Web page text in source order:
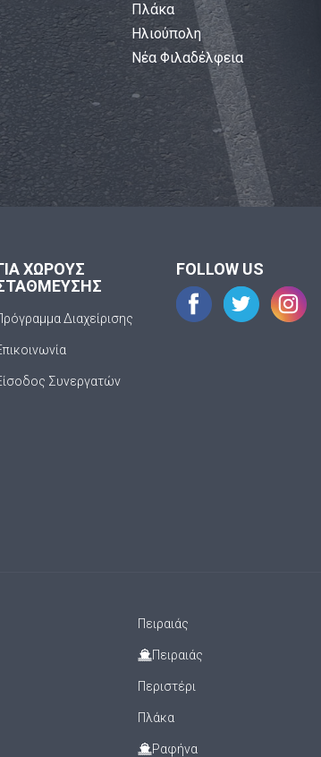
Πλάκα
Ηλιούπολη
Νέα Φιλαδέλφεια
ΧΩΡΟΥΣ
Διαχείρισης
Συνεργατών
FOLLOW US
Πειραιάς
Πειραιάς
Περιστέρι
Πλάκα
Ραφήνα